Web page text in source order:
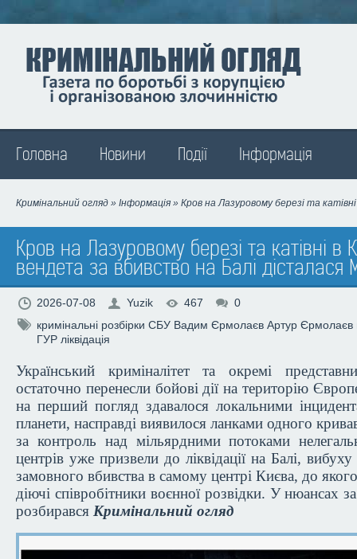
Головна Новини Події Інформація
Кримінальний огляд » Інформація » Кров на Лазуровому березі та
Кров на Лазуровому березі та катівні в
вендета за вбивство на Балі дісталася
2026-07-08 Yuzik 467
0
кримінальні розбірки СБУ Вадим Єрмолаєв Артур Єрмолаєв
ГУР ліквідація
Український криміналітет та окремі
остаточно перенесли бойові дії на територію
на перший погляд здавалося локальними
планети, насправді виявилося ланками одного
за контроль над мільярдними потоками
центрів уже призвели до ліквідації на Балі,
замовного вбивства в самому центрі Києва, до
діючі співробітники воєнної розвідки. У нюансах
розбирався Кримінальний огляд